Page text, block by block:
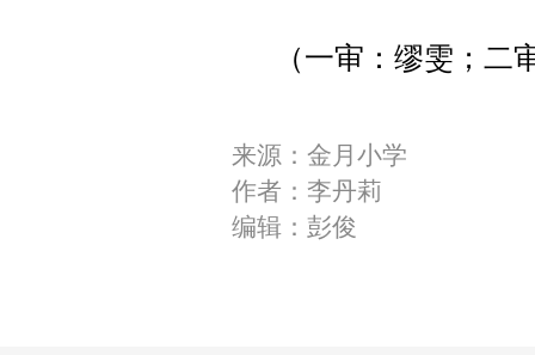
（一审：缪雯；二
来源：金月小学
作者：李丹莉
编辑：彭俊